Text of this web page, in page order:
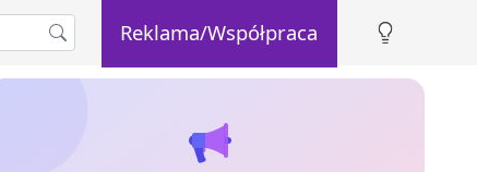
Reklama/Współpraca